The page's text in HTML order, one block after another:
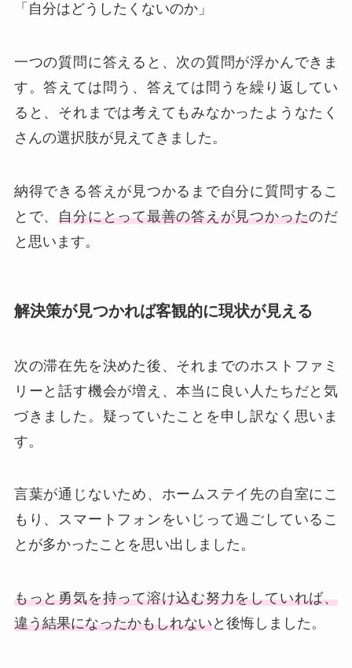
「自分はどうしたくないのか」
一つの質問に答えると、次の質問が浮かんできま
す。答えては問う、答えては問うを繰り返してい
ると、それまでは考えてもみなかったようなたく
さんの選択肢が見えてきました。
納得できる答えが見つかるまで自分に質問するこ
とで、自分にとって最善の答えが見つかったのだ
と思います。
解決策が見つかれば客観的に現状が見える
次の滞在先を決めた後、それまでのホストファミ
リーと話す機会が増え、本当に良い人たちだと気
づきました。疑っていたことを申し訳なく思いま
す。
言葉が通じないため、ホームステイ先の自室にこ
もり、スマートフォンをいじって過ごしているこ
とが多かったことを思い出しました。
もっと勇気を持って溶け込む努力をしていれば、
違う結果になったかもしれないと後悔しました。